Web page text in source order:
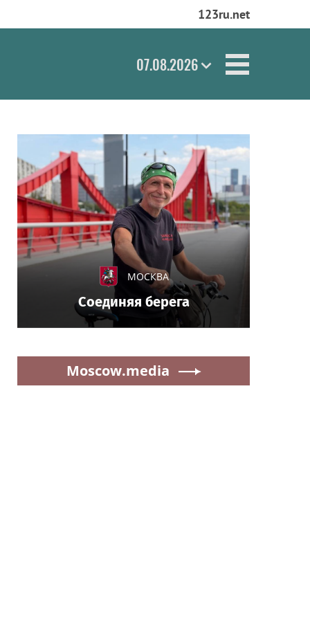
123ru.net
07.08.2026
МОСКВА
Соединяя берега
Moscow.media